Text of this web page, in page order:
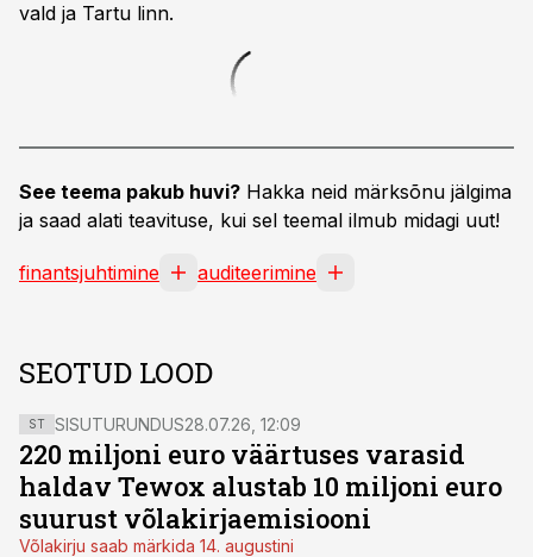
vald ja Tartu linn.
See teema pakub huvi? Hakka neid märksõnu jälgima
ja saad alati teavituse, kui sel teemal ilmub midagi uut!
finantsjuhtimine auditeerimine
SEOTUD LOOD
ST SISUTURUNDUS28.07.26, 12:09
220 miljoni euro väärtuses varasid
haldav Tewox alustab 10 miljoni euro
suurust võlakirjaemisiooni
Võlakirju saab märkida 14. augustini